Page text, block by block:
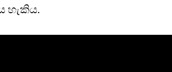
හැකිය.